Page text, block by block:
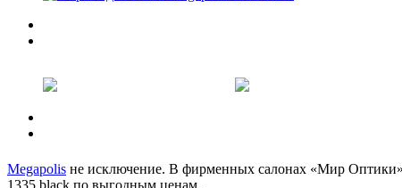
Megapolis не исключение. В фирменных салонах «Мир